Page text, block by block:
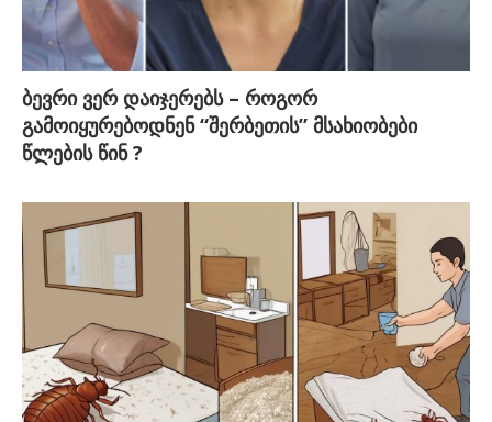
ბევრი ვერ დაიჯერებს – როგორ
გამოიყურებოდნენ “შერბეთის” მსახიობები
წლების წინ ?